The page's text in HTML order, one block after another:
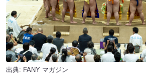
出典: FANY マガジン